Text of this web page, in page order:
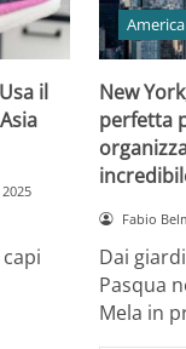
il
America
New
perfetta
Fabio
Dai
Pasqua
Mela in